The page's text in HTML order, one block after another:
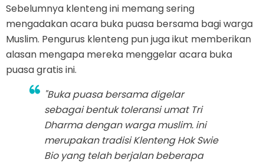
Sebelumnya klenteng ini memang sering
mengadakan acara buka puasa bersama bagi warga
Muslim. Pengurus klenteng pun juga ikut memberikan
alasan mengapa mereka menggelar acara buka
puasa gratis ini.
"Buka puasa bersama digelar
sebagai bentuk toleransi umat Tri
Dharma dengan warga muslim. ini
merupakan tradisi Klenteng Hok Swie
Bio yang telah berjalan beberapa